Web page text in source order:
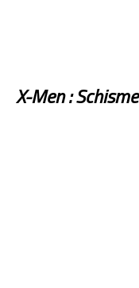
X-Men : Schisme